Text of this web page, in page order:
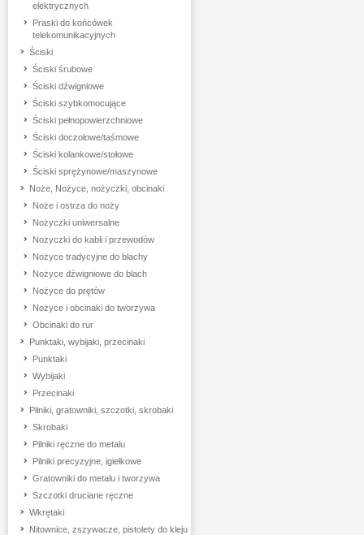
elektrycznych
Praski do końcówek
telekomunikacyjnych
Ściski
Ściski śrubowe
Ściski dźwigniowe
Ściski szybkomocujące
Ściski pełnopowierzchniowe
Ściski doczołowe/taśmowe
Ściski kolankowe/stołowe
Ściski sprężynowe/maszynowe
Noże, Nożyce, nożyczki, obcinaki
Noże i ostrza do noży
Nożyczki uniwersalne
Nożyczki do kabli i przewodów
Nożyce tradycyjne do blachy
Nożyce dźwigniowe do blach
Nożyce do prętów
Nożyce i obcinaki do tworzywa
Obcinaki do rur
Punktaki, wybijaki, przecinaki
Punktaki
Wybijaki
Przecinaki
Pilniki, gratowniki, szczotki, skrobaki
Skrobaki
Pilniki ręczne do metalu
Pilniki precyzyjne, igiełkowe
Gratowniki do metalu i tworzywa
Szczotki druciane ręczne
Wkrętaki
Nitownice, zszywacze, pistolety do kleju